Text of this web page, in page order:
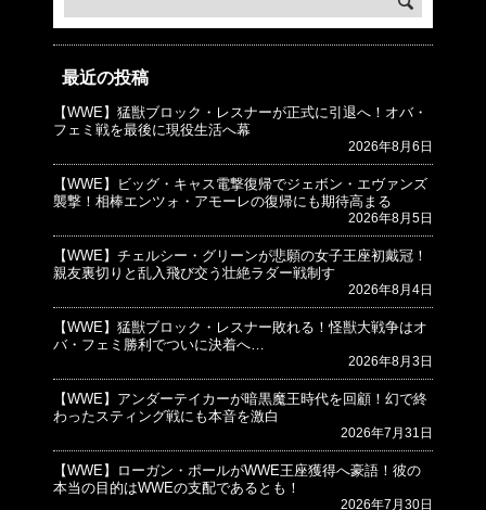
最近の投稿
【WWE】猛獣ブロック・レスナーが正式に引退へ！オバ・
フェミ戦を最後に現役生活へ幕
2026年8月6日
【WWE】ビッグ・キャス電撃復帰でジェボン・エヴァンズ
襲撃！相棒エンツォ・アモーレの復帰にも期待高まる
2026年8月5日
【WWE】チェルシー・グリーンが悲願の女子王座初戴冠！
親友裏切りと乱入飛び交う壮絶ラダー戦制す
2026年8月4日
【WWE】猛獣ブロック・レスナー敗れる！怪獣大戦争はオ
バ・フェミ勝利でついに決着へ…
2026年8月3日
【WWE】アンダーテイカーが暗黒魔王時代を回顧！幻で終
わったスティング戦にも本音を激白
2026年7月31日
【WWE】ローガン・ポールがWWE王座獲得へ豪語！彼の
本当の目的はWWEの支配であるとも！
2026年7月30日
© プロレスJunkie ～WWEの最新情報 USA～